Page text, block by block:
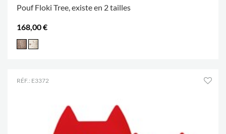
Pouf Floki Tree, existe en 2 tailles
168,00 €
RÉF.: E3372